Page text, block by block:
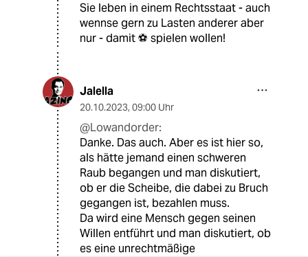
Sie leben in einem Rechtsstaat - auch
wennse gern zu Lasten anderer aber
nur - damit ⚽️ spielen wollen!
Jalella
20.10.2023, 09:00 Uhr
@Lowandorder:
Danke. Das auch. Aber es ist hier so,
als hätte jemand einen schweren
Raub begangen und man diskutiert,
ob er die Scheibe, die dabei zu Bruch
gegangen ist, bezahlen muss.
Da wird eine Mensch gegen seinen
Willen entführt und man diskutiert, ob
es eine unrechtmäßige